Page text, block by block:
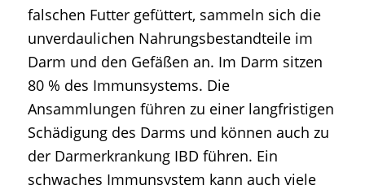
falschen Futter gefüttert, sammeln sich die
unverdaulichen Nahrungsbestandteile im
Darm und den Gefäßen an. Im Darm sitzen
80 % des Immunsystems. Die
Ansammlungen führen zu einer langfristigen
Schädigung des Darms und können auch zu
der Darmerkrankung IBD führen. Ein
schwaches Immunsystem kann auch viele